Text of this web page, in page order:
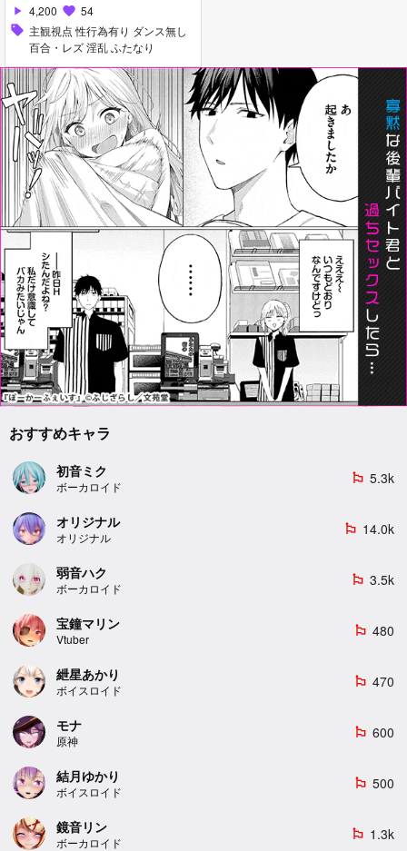
play_arrow 4,200 favorite 54
sell 主観視点 性行為有り ダンス無し
百合・レズ 淫乱 ふたなり
おすすめキャラ
初音ミク
ボーカロイド
emoji_flags 5.3k
オリジナル
オリジナル
emoji_flags 14.0k
弱音ハク
ボーカロイド
emoji_flags 3.5k
宝鐘マリン
Vtuber
emoji_flags 480
紲星あかり
ボイスロイド
emoji_flags 470
モナ
原神
emoji_flags 600
結月ゆかり
ボイスロイド
emoji_flags 500
鏡音リン
ボーカロイド
emoji_flags 1.3k